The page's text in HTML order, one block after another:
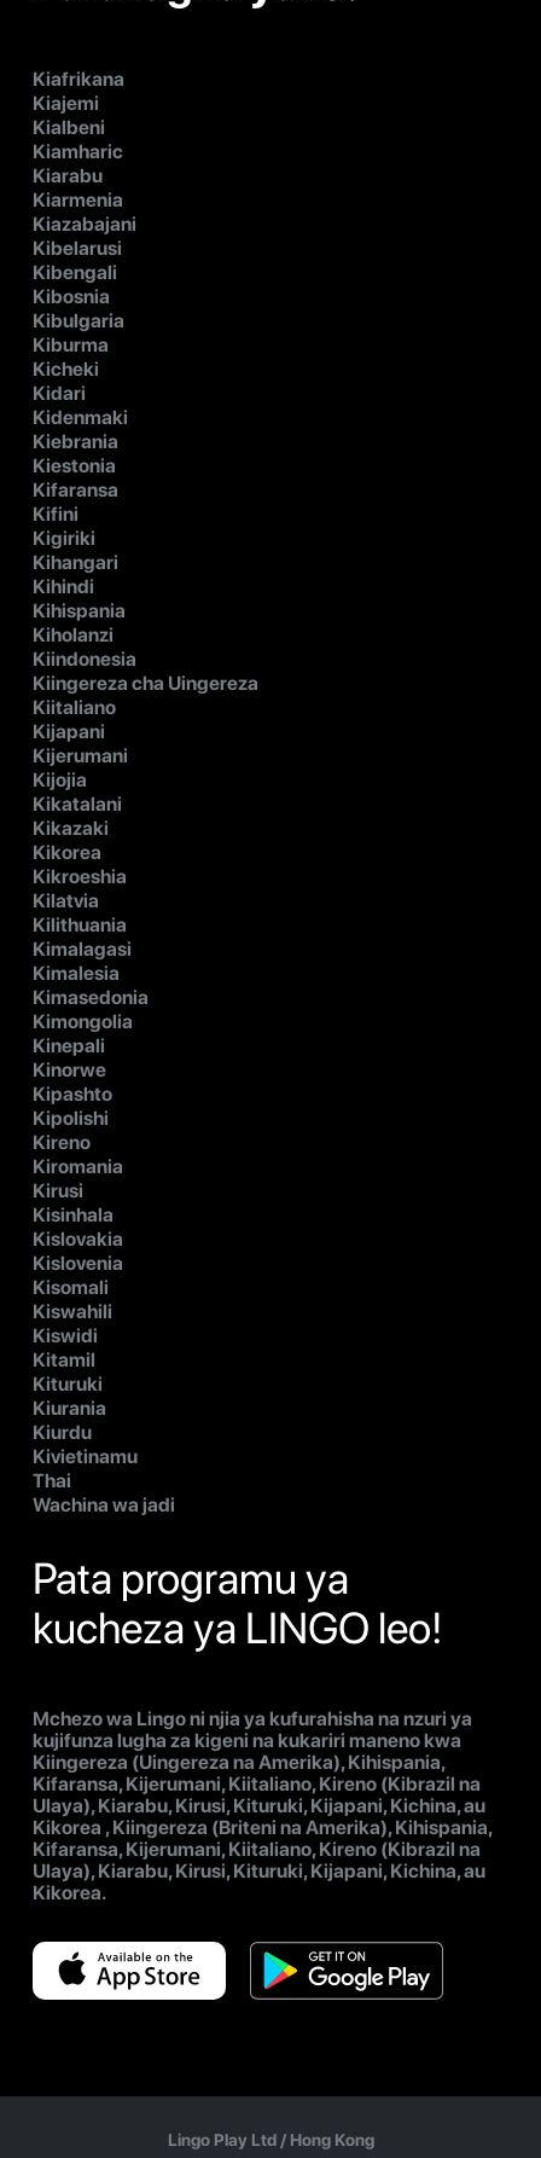
Kiafrikana
Kiajemi
Kialbeni
Kiamharic
Kiarabu
Kiarmenia
Kiazabajani
Kibelarusi
Kibengali
Kibosnia
Kibulgaria
Kiburma
Kicheki
Kidari
Kidenmaki
Kiebrania
Kiestonia
Kifaransa
Kifini
Kigiriki
Kihangari
Kihindi
Kihispania
Kiholanzi
Kiindonesia
Kiingereza cha Uingereza
Kiitaliano
Kijapani
Kijerumani
Kijojia
Kikatalani
Kikazaki
Kikorea
Kikroeshia
Kilatvia
Kilithuania
Kimalagasi
Kimalesia
Kimasedonia
Kimongolia
Kinepali
Kinorwe
Kipashto
Kipolishi
Kireno
Kiromania
Kirusi
Kisinhala
Kislovakia
Kislovenia
Kisomali
Kiswahili
Kiswidi
Kitamil
Kituruki
Kiurania
Kiurdu
Kivietinamu
Thai
Wachina wa jadi
Pata programu ya
kucheza ya LINGO leo!
Mchezo wa Lingo ni njia ya kufurahisha na nzuri ya
kujifunza lugha za kigeni na kukariri maneno kwa
Kiingereza (Uingereza na Amerika), Kihispania,
Kifaransa, Kijerumani, Kiitaliano, Kireno (Kibrazil na
Ulaya), Kiarabu, Kirusi, Kituruki, Kijapani, Kichina, au
Kikorea , Kiingereza (Briteni na Amerika), Kihispania,
Kifaransa, Kijerumani, Kiitaliano, Kireno (Kibrazil na
Ulaya), Kiarabu, Kirusi, Kituruki, Kijapani, Kichina, au
Kikorea.
Lingo Play Ltd / Hong Kong